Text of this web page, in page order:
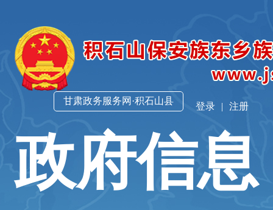
登录 | 注册
甘肃政务服务网·积石山县
政府信息